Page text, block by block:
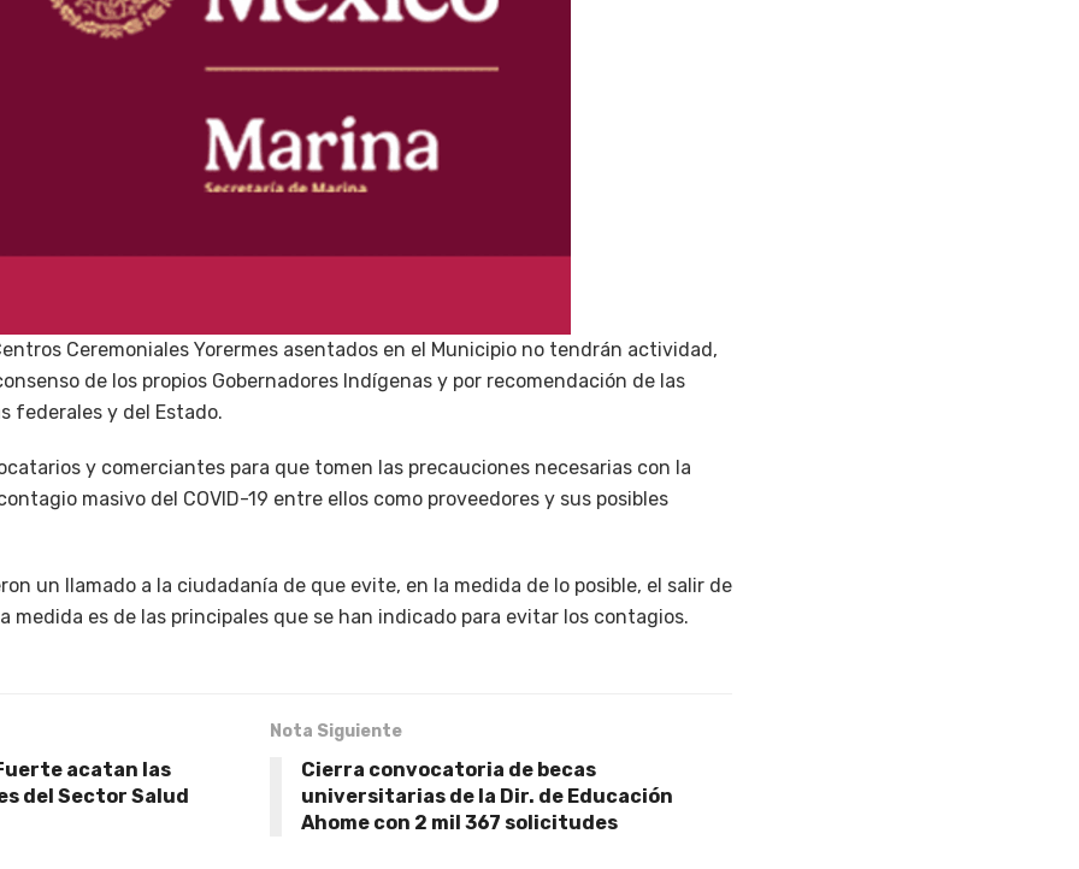
Ceremoniales Yorermes asentados en el Municipio no tendrán actividad,
de los propios Gobernadores Indígenas y por recomendación de las
federales y del Estado.
y comerciantes para que tomen las precauciones necesarias con la
masivo del COVID-19 entre ellos como proveedores y sus posibles
un llamado a la ciudadanía de que evite, en la medida de lo posible, el salir de
medida es de las principales que se han indicado para evitar los contagios.
acatan las
del Sector Salud
Nota Siguiente
Cierra convocatoria de becas
universitarias de la Dir. de Educación
Ahome con 2 mil 367 solicitudes